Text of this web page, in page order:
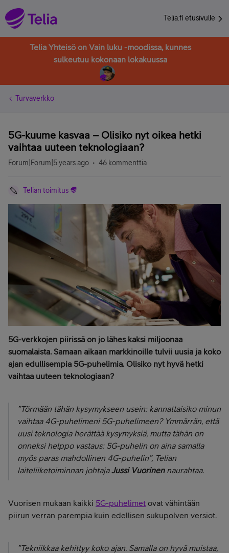
Telia.fi etusivulle
Telia Yhteisö on Vain luku -moodissa, kunnes
sulkeutuu kokonaan lokakuussa
Turvaverkko
5G-kuume kasvaa – Olisiko nyt oikea hetki
vaihtaa uuteen teknologiaan?
Forum|Forum|5 years ago 46 kommenttia
Telian toimitus
5G-verkkojen piirissä on jo lähes kaksi miljoonaa
suomalaista. Samaan aikaan markkinoille tulvii uusia ja koko
ajan edullisempia 5G-puhelimia. Olisiko nyt hyvä hetki
vaihtaa uuteen teknologiaan?
”Törmään tähän kysymykseen usein: kannattaisiko minun
vaihtaa 4G-puhelimeni 5G-puhelimeen? Ymmärrän, että
uusi teknologia herättää kysymyksiä, mutta tähän on
onneksi helppo vastaus: 5G-puhelin on aina samalla
myös paras mahdollinen 4G-puhelin”, Telian
laiteliiketoiminnan johtajaJussi Vuorinennaurahtaa.
Vuorisen mukaan kaikki 5G-puhelimet ovat vähintään
piirun verran parempia kuin edellisen sukupolven versiot.
”Tekniikkaa kehittyy koko ajan. Samalla on hyvä muistaa,